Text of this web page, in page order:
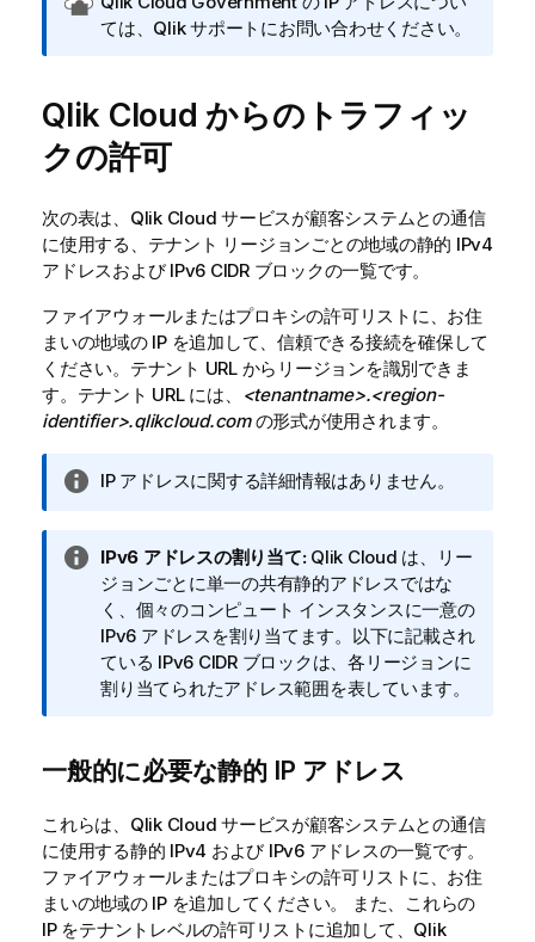
l
C
o
d
G
o
e
r
n
m
e
t
す
る
注
意
ては、 Qlikサポートにお問い合わせください。
Qlik Cloud からのトラフィッ
クの許可
次の表は、 Qlik Cloud サービスが顧客システムとの通信
に使用する、テナント リージョンごとの地域の静的 IPv4
アドレスおよび IPv6 CIDR ブロックの一覧です。
ファイアウォールまたはプロキシの許可リストに、お住
まいの地域の IP を追加して、信頼できる接続を確保して
ください。テナント URL からリージョンを識別できま
す。テナント URL には、
<tenantname>.<region-
identifier>.qlikcloud.comの形式が使用されます。
情
モ
IP アドレスに関する詳細情報はありません。
情
報
メ
モ
IPv6 アドレスの割り当て: Qlik Cloud は、リー
ジョンごとに単一の共有静的アドレスではな
く、個々のコンピュート インスタンスに一意の
IPv6 アドレスを割り当てます。以下に記載され
ている IPv6 CIDR ブロックは、各リージョンに
割り当てられたアドレス範囲を表しています。
一般的に必要な静的 IP アドレス
これらは、 Qlik Cloud サービスが顧客システムとの通信
に使用する静的 IPv4 および IPv6 アドレスの一覧です。
ファイアウォールまたはプロキシの許可リストに、お住
まいの地域の IP を追加してください。
また、これらの
IP をテナントレベルの許可リストに追加して、 Qlik